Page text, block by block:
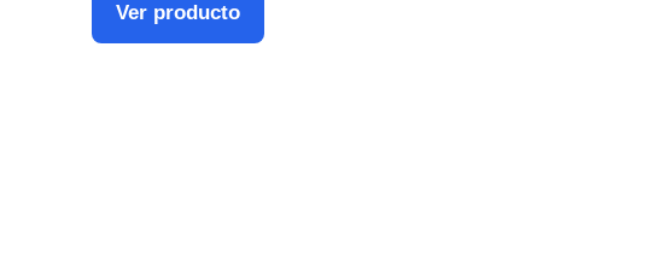
Ver producto